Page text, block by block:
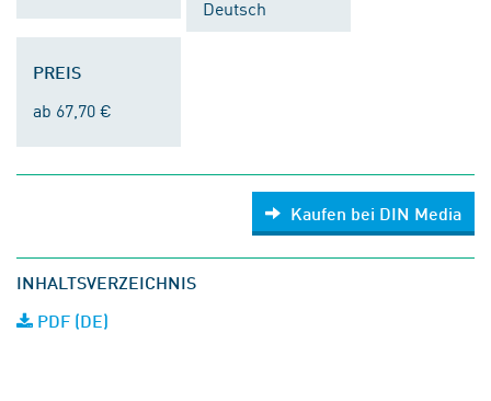
Deutsch
PREIS
ab 67,70 €
Kaufen bei DIN Media
INHALTSVERZEICHNIS
PDF (DE)